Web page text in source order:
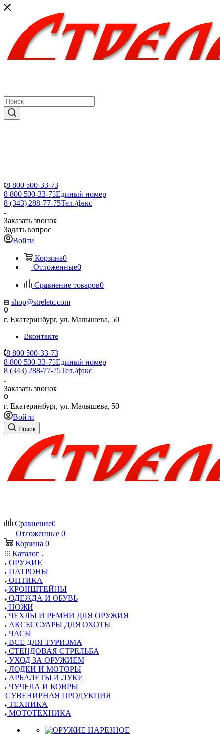
8 800 500-33-73
8 800 500-33-73Единый номер
8 (343) 288-77-75Тел./факс
Заказать звонок
Задать вопрос
Войти
Корзина0
Отложенные0
Сравнение товаров0
shop@streletc.com
г. Екатеринбург, ул. Малышева, 50
Вконтакте
8 800 500-33-73
8 800 500-33-73Единый номер
8 (343) 288-77-75Тел./факс
Заказать звонок
г. Екатеринбург, ул. Малышева, 50
Войти
Поиск
Сравнение0
Отложенные 0
Корзина 0
Каталог
ОРУЖИЕ
ПАТРОНЫ
ОПТИКА
КРОНШТЕЙНЫ
ОДЕЖДА И ОБУВЬ
НОЖИ
ЧЕХЛЫ И РЕМНИ ДЛЯ ОРУЖИЯ
АКСЕССУАРЫ ДЛЯ ОХОТЫ
ЧАСЫ
ВСЕ ДЛЯ ТУРИЗМА
СТЕНДОВАЯ СТРЕЛЬБА
УХОД ЗА ОРУЖИЕМ
ЛОДКИ И МОТОРЫ
АРБАЛЕТЫ И ЛУКИ
ЧУЧЕЛА И КОВРЫ
СУВЕНИРНАЯ ПРОДУКЦИЯ
ТЕХНИКА
МОТОТЕХНИКА